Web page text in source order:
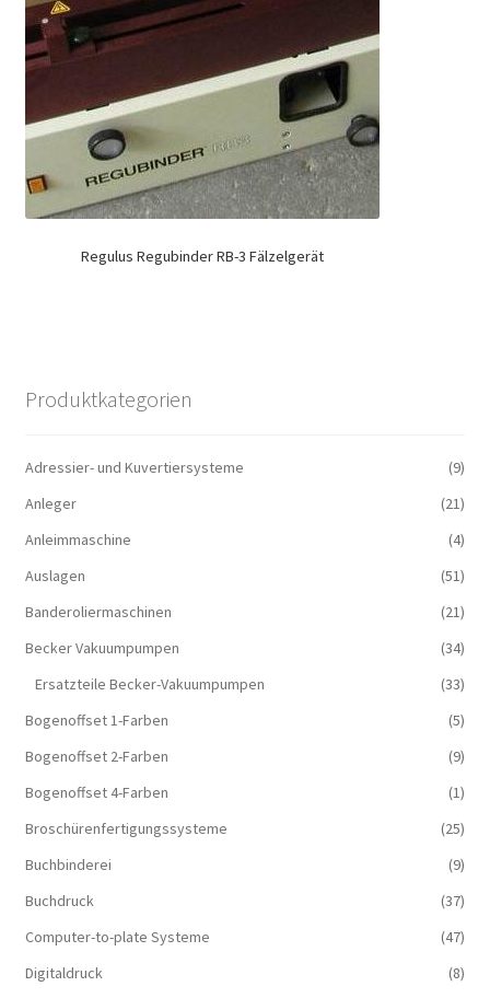
Regulus Regubinder RB-3 Fälzelgerät
Produktkategorien
Adressier- und Kuvertiersysteme
(9)
Anleger
(21)
Anleimmaschine
(4)
Auslagen
(51)
Banderoliermaschinen
(21)
Becker Vakuumpumpen
(34)
Ersatzteile Becker-Vakuumpumpen
(33)
Bogenoffset 1-Farben
(5)
Bogenoffset 2-Farben
(9)
Bogenoffset 4-Farben
(1)
Broschürenfertigungssysteme
(25)
Buchbinderei
(9)
Buchdruck
(37)
Computer-to-plate Systeme
(47)
Digitaldruck
(8)